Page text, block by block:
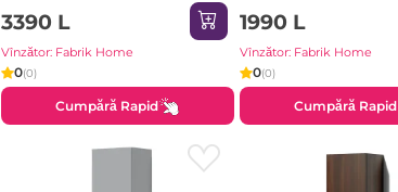
3390 L
Vînzător: Fabrik Home
0(0)
Cumpără Rapid
1990 L
Vînzător: Fabrik Home
0(0)
Cumpără Rapid